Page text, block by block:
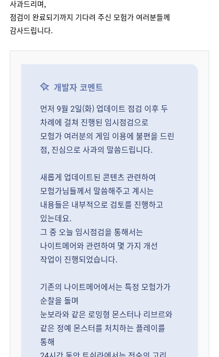
사과드리며,
점검이 완료되기까지 기다려 주신 모험가 여러분들께
감사드립니다.
개발자 코멘트
먼저 9월 2일(화) 업데이트 점검 이후 두
차례에 걸쳐 진행된 임시점검으로
모험가 여러분의 게임 이용에 불편을 드린
점, 진심으로 사과의 말씀드립니다.
새롭게 업데이트된 콘텐츠 관련하여
모험가님들께서 말씀해주고 계시는
내용들은 내부적으로 검토를 진행하고
있는데요.
그 중 오늘 임시점검을 통해서는
나이트메어와 관련하여 몇 가지 개선
작업이 진행되었습니다.
기존의 나이트메어에서는 특정 모험가가
순찰을 돌며
눈보라와 같은 로밍형 몬스터나 리브르와
같은 정예 몬스터를 처치하는 플레이를
통해